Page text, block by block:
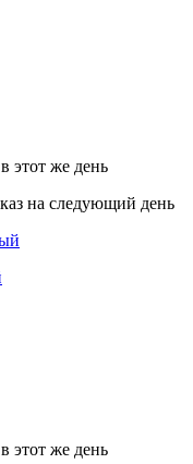
этот же день
на следующий день
этот же день